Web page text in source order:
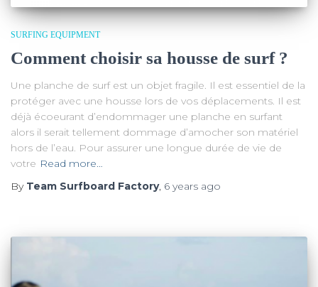
SURFING EQUIPMENT
Comment choisir sa housse de surf ?
Une planche de surf est un objet fragile. Il est essentiel de la
protéger avec une housse lors de vos déplacements. Il est
déjà écoeurant d’endommager une planche en surfant
alors il serait tellement dommage d’amocher son matériel
hors de l’eau. Pour assurer une longue durée de vie de
votre Read more…
By Team Surfboard Factory, 6 years ago